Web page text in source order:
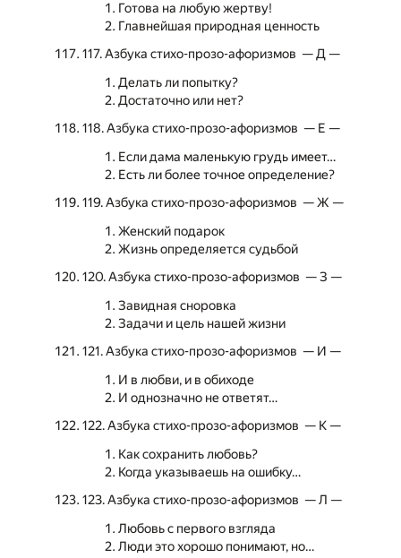
Готова на любую жертву!
Главнейшая природная ценность
117. Азбука стихо-прозо-афоризмов — Д —
Делать ли попытку?
Достаточно или нет?
118. Азбука стихо-прозо-афоризмов — Е —
Если дама маленькую грудь имеет…
Есть ли более точное определение?
119. Азбука стихо-прозо-афоризмов — Ж —
Женский подарок
Жизнь определяется судьбой
120. Азбука стихо-прозо-афоризмов — З —
Завидная сноровка
Задачи и цель нашей жизни
121. Азбука стихо-прозо-афоризмов — И —
И в любви, и в обиходе
И однозначно не ответят…
122. Азбука стихо-прозо-афоризмов — К —
Как сохранить любовь?
Когда указываешь на ошибку…
123. Азбука стихо-прозо-афоризмов — Л —
Любовь с первого взгляда
Люди это хорошо понимают, но…